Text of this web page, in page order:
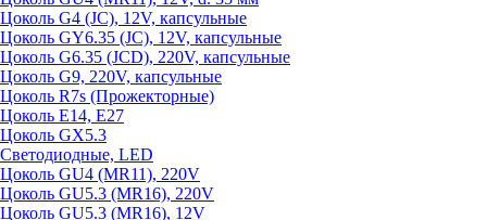
Цоколь G4 (JC), 12V, капсульные
Цоколь GY6.35 (JC), 12V, капсульные
Цоколь G6.35 (JCD), 220V, капсульные
Цоколь G9, 220V, капсульные
Цоколь R7s (Прожекторные)
Цоколь E14, E27
Цоколь GX5.3
Светодиодные, LED
Цоколь GU4 (MR11), 220V
Цоколь GU5.3 (MR16), 220V
Цоколь GU5.3 (MR16), 12V